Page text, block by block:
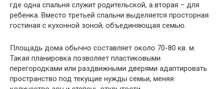
где одна спальня служит родительской, а вторая – для
ребенка. Вместо третьей спальни выделяется просторная
гостиная с кухонной зоной, объединяющая семью.
Площадь дома обычно составляет около 70-80 кв. м.
Такая планировка позволяет пластиковыми
перегородками или раздвижными дверями адаптировать
пространство под текущие нужды семьи, меняя